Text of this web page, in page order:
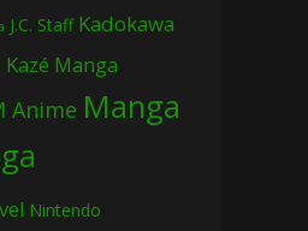
J.C. Staff Kadokawa
Kazé Manga
Anime Manga
Nintendo